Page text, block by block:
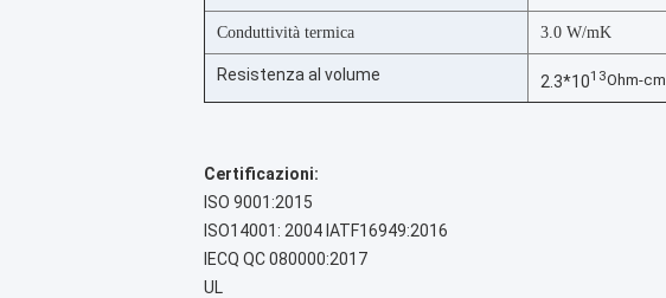
Conduttività termica 3.0 W/mK
Resistenza al volume 2.3*1013Ohm-cm
Certificazioni:
ISO 9001:2015
ISO14001: 2004 IATF16949:2016
IECQ QC 080000:2017
UL